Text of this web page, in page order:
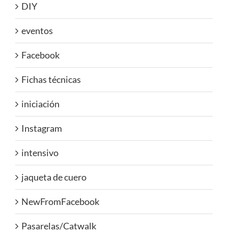
DIY
eventos
Facebook
Fichas técnicas
iniciación
Instagram
intensivo
jaqueta de cuero
NewFromFacebook
Pasarelas/Catwalk